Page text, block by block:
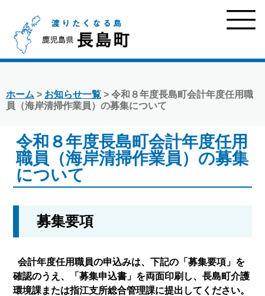
ホーム > お知らせ一覧 > 令和８年度長島町会計年度任用職
員（海岸清掃作業員）の募集について
令和８年度長島町会計年度任用
職員（海岸清掃作業員）の募集
について
募集要項
会計年度任用職員の申込みは、下記の「募集要項」を
確認のうえ、「募集申込書」を両面印刷し、長島町介護
環境課または指江支所総合管理課に提出してください。